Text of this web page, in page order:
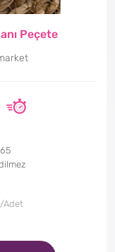
Peçete